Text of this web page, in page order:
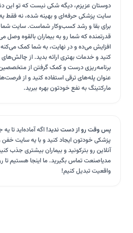
دوستان عزیزم، دیگه شکی نیست که تو این
سایت پزشکی حرفه‌ای و بهینه شده، نه فقط یه
برای بقا و رشد کسب‌وکار شماست. سایت شما
قدرتمنده که شما رو به بیماران بالقوه وصل
افزایش می‌ده و در نهایت، به شما کمک
کنید و خدمات بهتری ارائه بدید. از چالش‌های
برنامه‌ریزی درست و کمک گرفتن از
عنوان پله‌های ترقی استفاده کنید و از
مارکتینگ به نفع خودتون بهره ببرید.
پس وقت رو از دست ندید!اگه آماده‌اید تا
پزشکی خودتون ایجاد کنید و با یه سایت
آنلاین رو بترکونید و بیماران بیشتری جذب
مدیاصنعت تماس بگیرید. ما اینجا هستیم تا
واقعیت تبدیل کنیم!